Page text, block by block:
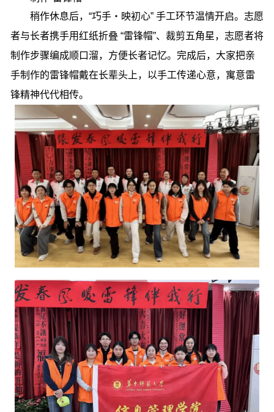
稍作休息后，“巧手・映初心” 手工环节温情开启。志愿
者与长者携手用红纸折叠 “雷锋帽”、裁剪五角星，志愿者将
制作步骤编成顺口溜，方便长者记忆。完成后，大家把亲
手制作的雷锋帽戴在长辈头上，以手工传递心意，寓意雷
锋精神代代相传。